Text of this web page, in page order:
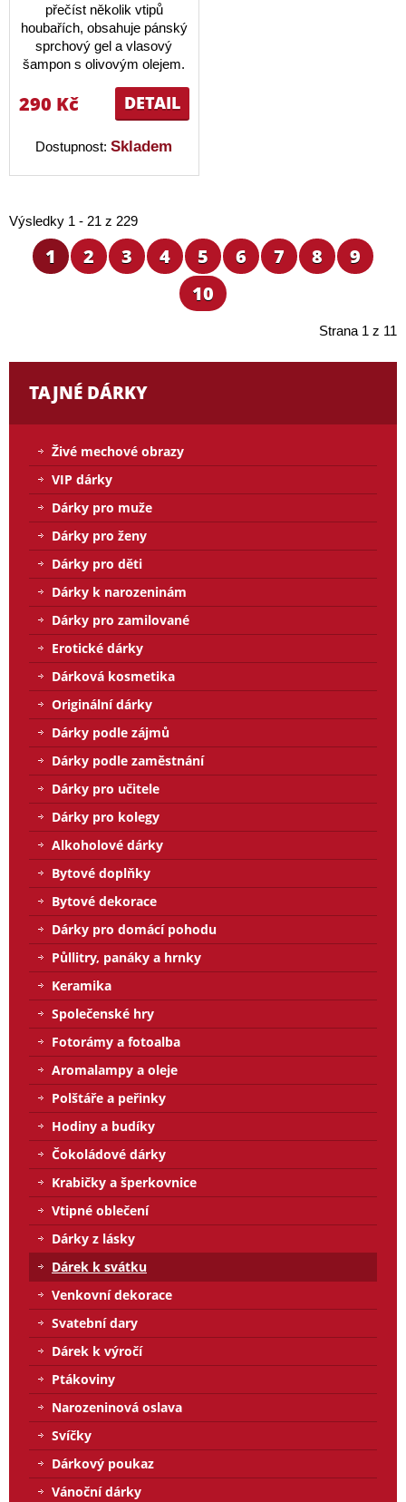
přečíst několik vtipů
houbařích, obsahuje pánský
sprchový gel a vlasový
šampon s olivovým olejem.
DETAIL
290 Kč
Dostupnost:Skladem
Výsledky 1 - 21 z 229
1 2 3 4 5 6 7 8
9
10
Strana 1 z 11
TAJNÉ DÁRKY
Živé mechové obrazy
VIP dárky
Dárky pro muže
Dárky pro ženy
Dárky pro děti
Dárky k narozeninám
Dárky pro zamilované
Erotické dárky
Dárková kosmetika
Originální dárky
Dárky podle zájmů
Dárky podle zaměstnání
Dárky pro učitele
Dárky pro kolegy
Alkoholové dárky
Bytové doplňky
Bytové dekorace
Dárky pro domácí pohodu
Půllitry, panáky a hrnky
Keramika
Společenské hry
Fotorámy a fotoalba
Aromalampy a oleje
Polštáře a peřinky
Hodiny a budíky
Čokoládové dárky
Krabičky a šperkovnice
Vtipné oblečení
Dárky z lásky
Dárek k svátku
Venkovní dekorace
Svatební dary
Dárek k výročí
Ptákoviny
Narozeninová oslava
Svíčky
Dárkový poukaz
Vánoční dárky